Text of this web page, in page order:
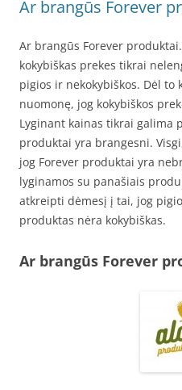
Ar brangūs Forever
Ar brangūs Forever
kokybiškas prekes tikrai
pigios ir nekokybiškos. Dėl to
nuomonę, jog kokybiškos
Lyginant kainas tikrai galima
produktai yra brangesni.
jog Forever produktai yra
lyginamos su panašiais
atkreipti dėmesį į tai, jog
produktas nėra kokybiškas.
Ar brangūs Forever